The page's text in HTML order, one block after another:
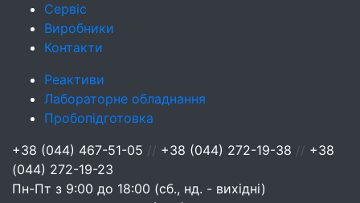
Сервіс
Виробники
Контакти
Реактиви
Лабораторне обладнання
Пробопідготовка
+38 (044) 467-51-05 // +38 (044) 272-19-38 // +38
(044) 272-19-23
Пн-Пт з 9:00 до 18:00 (сб., нд. - вихідні)